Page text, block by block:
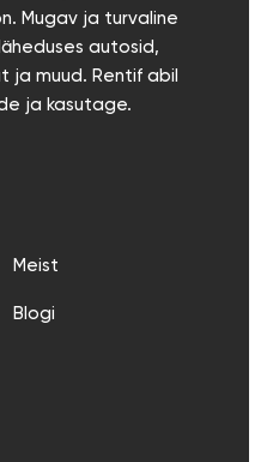
Mugav ja turvaline
autosid,
ja muud. Rentif abil
ja kasutage.
Meist
Blogi